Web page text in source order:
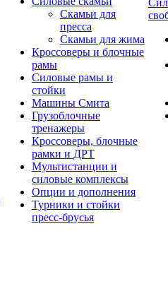
Скамьи для
пресса
Скамьи для жима
Кроссоверы и блочные
рамы
Силовые рамы и
стойки
Машины Смита
Грузоблочные
тренажеры
Кроссоверы, блочные
рамки и ДРТ
Мультистанции и
силовые комплексы
Опции и дополнения
Турники и стойки
пресс-брусья